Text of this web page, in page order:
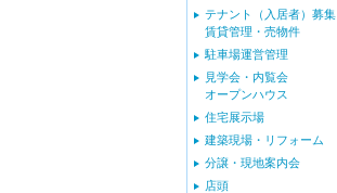
テナント（入居者）募集
賃貸管理・売物件
駐車場運営管理
見学会・内覧会
オープンハウス
住宅展示場
建築現場・リフォーム
分譲・現地案内会
店頭